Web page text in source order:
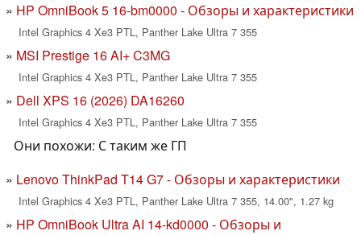
HP OmniBook 5 16-bm0000 - Обзоры и характеристики
Intel Graphics 4 Xe3 PTL, Panther Lake Ultra 7 355
MSI Prestige 16 AI+ C3MG
Intel Graphics 4 Xe3 PTL, Panther Lake Ultra 7 355
Dell XPS 16 (2026) DA16260
Intel Graphics 4 Xe3 PTL, Panther Lake Ultra 7 355
Они похожи: С таким же ГП
Lenovo ThinkPad T14 G7 - Обзоры и характеристики
Intel Graphics 4 Xe3 PTL, Panther Lake Ultra 7 355, 14.00", 1.27 kg
HP OmniBook Ultra AI 14-kd0000 - Обзоры и